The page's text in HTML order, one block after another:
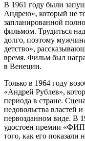
В 1961 году были
Андрею», который не
запланированной
фильмом. Трудиться
долго, поэтому
детство»,
время. Фильм был
в Венеции.
Только в 1964 году
«Андрей Рублев»,
периода в стране.
недовольства властей
первозданном виде. В
удостоен премии
того, как его показали